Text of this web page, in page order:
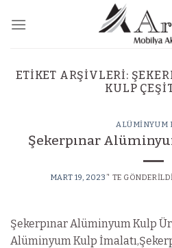
ETIKET ARŞIVLERI:
KULP
ALÜMINYUM
Şekerpınar
MART 19, 2023 ’' TE
Şekerpınar Alüminyum Kulp
Alüminyum Kulp